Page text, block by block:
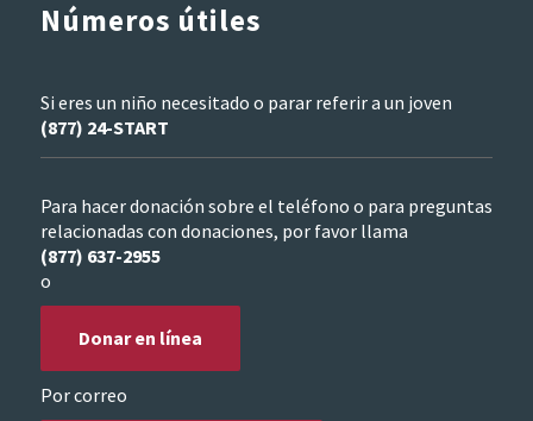
Números útiles
Si eres un niño necesitado o parar referir a un joven
(877) 24-START
Para hacer donación sobre el teléfono o para preguntas
relacionadas con donaciones, por favor llama
(877) 637-2955
o
Donar en línea
Por correo